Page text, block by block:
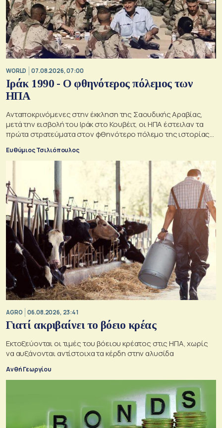
WORLD 07.08.2026, 07:00
Ιράκ 1990 - Ο φθηνότερος πόλεμος των
ΗΠΑ
Ανταποκρινόμενες στην έκκληση της Σαουδικής Αραβίας,
μετά την εισβολή του Ιράκ στο Κουβέιτ, οι ΗΠΑ έστειλαν τα
πρώτα στρατεύματα στον φθηνότερο πόλεμο της ιστορίας
τους
Ευθύμιος Τσιλιόπουλος
AGRO 06.08.2026, 23:41
Γιατί ακριβαίνει το βόειο κρέας
Εκτοξεύονται οι τιμές του βόειου κρέατος στις ΗΠΑ, χωρίς
να αυξάνονται αντίστοιχα τα κέρδη στην αλυσίδα
Ανθή Γεωργίου